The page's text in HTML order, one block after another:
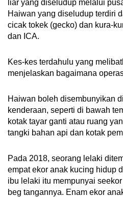
liar yang diseludup melalui
Haiwan yang diseludup terdiri
cicak tokek (gecko) dan kura-
dan ICA.
Kes-kes terdahulu yang
menjelaskan bagaimana
Haiwan boleh disembunyikan
kenderaan, seperti di bawah
kotak tayar ganti atau ruang
tangki bahan api dan kotak
Pada 2018, seorang lelaki
empat ekor anak kucing hidup
ibu lelaki itu mempunyai
beg tangannya. Enam ekor